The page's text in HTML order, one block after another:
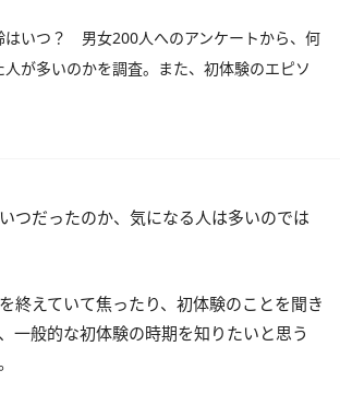
はいつ？ 男女200人へのアンケートから、何
が多いのかを調査。また、初体験のエピソ
つだったのか、気になる人は多いのでは
終えていて焦ったり、初体験のことを聞き
一般的な初体験の時期を知りたいと思う